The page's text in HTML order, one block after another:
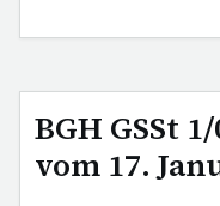
BGH GSSt
vom 17.